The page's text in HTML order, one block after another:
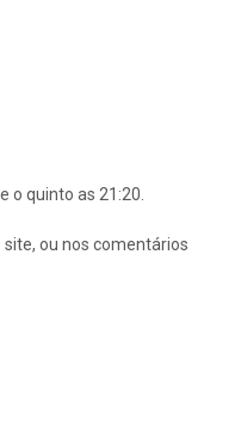
o quinto as 21:20.
ou nos comentários